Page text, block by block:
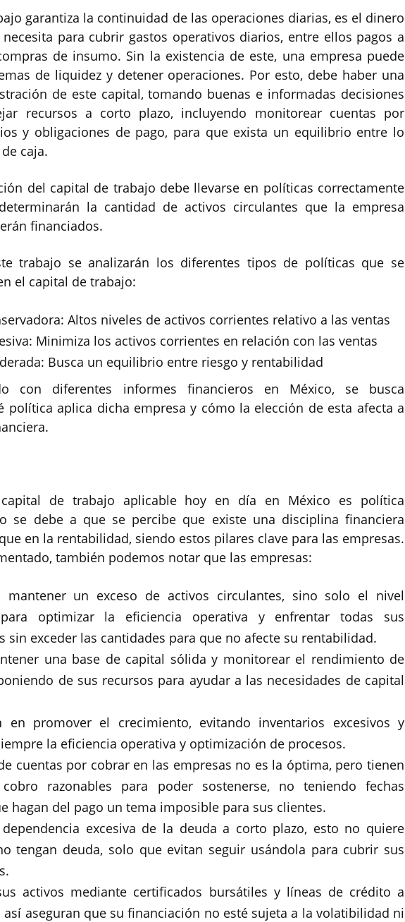
garantiza la continuidad de las operaciones diarias, es el dinero
para cubrir gastos operativos diarios, entre ellos pagos a
de insumo. Sin la existencia de este, una empresa puede
de liquidez y detener operaciones. Por esto, debe haber una
de este capital, tomando buenas e informadas decisiones
recursos a corto plazo, incluyendo monitorear cuentas por
y obligaciones de pago, para que exista un equilibrio entre lo
caja.
del capital de trabajo debe llevarse en políticas correctamente
la cantidad de activos circulantes que la empresa
financiados.
trabajo se analizarán los diferentes tipos de políticas que se
el capital de trabajo:
Altos niveles de activos corrientes relativo a las ventas
Minimiza los activos corrientes en relación con las ventas
Busca un equilibrio entre riesgo y rentabilidad
con diferentes informes financieros en México, se busca
política aplica dicha empresa y cómo la elección de esta afecta a
de trabajo aplicable hoy en día en México es política
se debe a que se percibe que existe una disciplina financiera
en la rentabilidad, siendo estos pilares clave para las empresas.
también podemos notar que las empresas:
mantener un exceso de activos circulantes, sino solo el nivel
optimizar la eficiencia operativa y enfrentar todas sus
sin exceder las cantidades para que no afecte su rentabilidad.
una base de capital sólida y monitorear el rendimiento de
de sus recursos para ayudar a las necesidades de capital
en promover el crecimiento, evitando inventarios excesivos y
la eficiencia operativa y optimización de procesos.
cuentas por cobrar en las empresas no es la óptima, pero tienen
razonables para poder sostenerse, no teniendo fechas
hagan del pago un tema imposible para sus clientes.
excesiva de la deuda a corto plazo, esto no quiere
tengan deuda, solo que evitan seguir usándola para cubrir sus
activos mediante certificados bursátiles y líneas de crédito a
así aseguran que su financiación no esté sujeta a la volatibilidad ni